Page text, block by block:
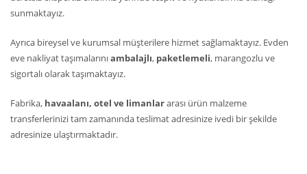
sunmaktayız.
Ayrıca bireysel ve kurumsal müşterilere hizmet sağlamaktayız. Evden
eve nakliyat taşımalarınıambalajlı, paketlemeli, marangozlu ve
sigortalı olarak taşımaktayız.
Fabrika, havaalanı, otel ve limanlararası ürün malzeme
transferlerinizi tam zamanında teslimat adresinize ivedi bir şekilde
adresinize ulaştırmaktadır.